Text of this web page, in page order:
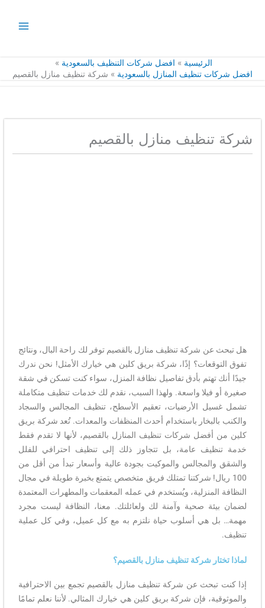
الرئيسية
افضل شركات التنظيف بالسعودية
افضل شركات تنظيف المنازل بالسعودية
شركة تنظيف منازل بالقصيم
شركة تنظيف منازل بالقصيم
هل تبحث عن شركة تنظيف منازل بالقصيم توفر لك راحة البال، ونتائج
تفوق التوقعات؟ إذًا، شركة بريق كلين هي خيارك الأمثل! نحن ندرك
جيدًا أنك تهتم بأدق تفاصيل نظافة المنزل، سواء كنت تسكن في شقة
صغيرة أو فيلا واسعة. ولهذا السبب، نقدم لك خدمات تنظيف متكاملة
تشمل غسيل الأرضيات، تعقيم الأسطح، تنظيف المجالس والسجاد
والكنب بالبخار باستخدام أحدث المنظفات والمعدات. تُعد شركة بريق
كلين من أفضل شركات تنظيف المنازل بالقصيم، لأنها لا تقدم فقط
خدمة تنظيف عامة، بل تتجاوز ذلك إلى تنظيف احترافي للفلل
والشقق والمجالس والموكيت بجودة عالية وأسعار تبدأ من أقل من
100 ريال! شركتنا تمتلك فريق متخصص يتمتع بخبرة طويلة في مجال
النظافة المنزلية، ويُستخدم في عمله المعقمات والمطهرات المعتمدة
لضمان بيئة صحية وآمنة لك ولعائلتك. معنا، النظافة ليست مجرد
مهمة… بل هي أسلوب حياة نلتزم به مع كل عميل، وفي كل عملية
تنظيف.
لماذا تختار شركة تنظيف منازل بالقصيم؟
إذا كنت تبحث عن شركة تنظيف منازل بالقصيم تجمع بين الاحترافية
والموثوقية، فإن شركة بريق كلين هي خيارك المثالي. لأننا نعلم تمامًا